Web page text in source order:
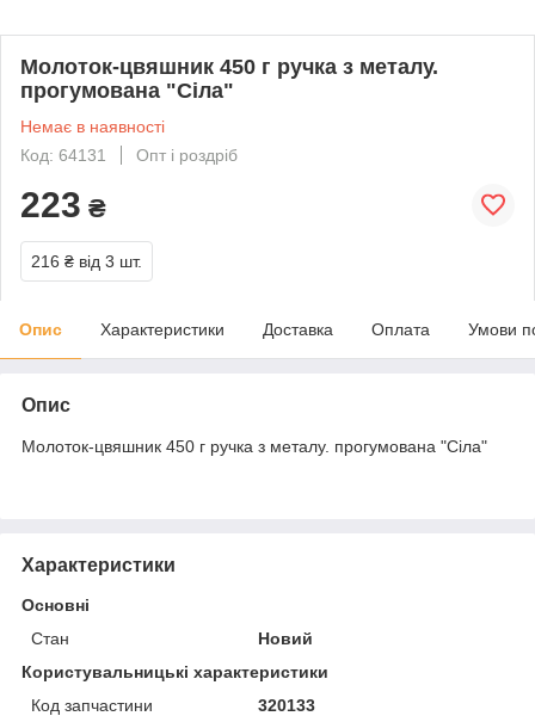
Молоток-цвяшник 450 г ручка з металу.
прогумована "Сіла"
Немає в наявності
Код: 64131
Опт і роздріб
223 ₴
216 ₴ від 3 шт.
Опис Характеристики Доставка Оплата Умови
Опис
Молоток-цвяшник 450 г ручка з металу. прогумована "Сіла"
Характеристики
Основні
Стан
Новий
Користувальницькі характеристики
Код запчастини
320133